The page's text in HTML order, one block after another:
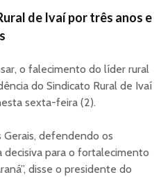
de Ivaí por três anos e
o falecimento do líder rural
do Sindicato Rural de Ivaí
sexta-feira (2).
defendendo os
para o fortalecimento
disse o presidente do